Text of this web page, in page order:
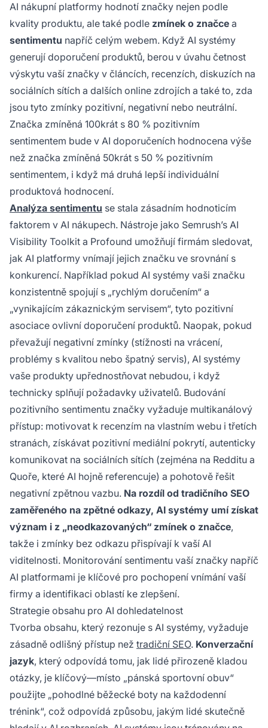
AI nákupní platformy hodnotí značky nejen podle
kvality produktu, ale také podle zmínek o značce a
sentimentu napříč celým webem. Když AI systémy
generují doporučení produktů, berou v úvahu četnost
výskytu vaší značky v článcích, recenzích, diskuzích na
sociálních sítích a dalších online zdrojích a také to, zda
jsou tyto zmínky pozitivní, negativní nebo neutrální.
Značka zmíněná 100krát s 80 % pozitivním
sentimentem bude v AI doporučeních hodnocena výše
než značka zmíněná 50krát s 50 % pozitivním
sentimentem, i když má druhá lepší individuální
produktová hodnocení.
Analýza sentimentu se stala zásadním hodnoticím
faktorem v AI nákupech. Nástroje jako Semrush’s AI
Visibility Toolkit a Profound umožňují firmám sledovat,
jak AI platformy vnímají jejich značku ve srovnání s
konkurencí. Například pokud AI systémy vaši značku
konzistentně spojují s „rychlým doručením“ a
„vynikajícím zákaznickým servisem“, tyto pozitivní
asociace ovlivní doporučení produktů. Naopak, pokud
převažují negativní zmínky (stížnosti na vrácení,
problémy s kvalitou nebo špatný servis), AI systémy
vaše produkty upřednostňovat nebudou, i když
technicky splňují požadavky uživatelů. Budování
pozitivního sentimentu značky vyžaduje multikanálový
přístup: motivovat k recenzím na vlastním webu i třetích
stranách, získávat pozitivní mediální pokrytí, autenticky
komunikovat na sociálních sítích (zejména na Redditu a
Quoře, které AI hojně referencuje) a pohotově řešit
negativní zpětnou vazbu. Na rozdíl od tradičního SEO
zaměřeného na zpětné odkazy, AI systémy umí získat
význam i z „neodkazovaných“ zmínek o značce,
takže i zmínky bez odkazu přispívají k vaší AI
viditelnosti. Monitorování sentimentu vaší značky napříč
AI platformami je klíčové pro pochopení vnímání vaší
firmy a identifikaci oblastí ke zlepšení.
Strategie obsahu pro AI dohledatelnost
Tvorba obsahu, který rezonuje s AI systémy, vyžaduje
zásadně odlišný přístup než tradiční SEO. Konverzační
jazyk, který odpovídá tomu, jak lidé přirozeně kladou
otázky, je klíčový—místo „pánská sportovní obuv“
použijte „pohodlné běžecké boty na každodenní
trénink“, což odpovídá způsobu, jakým lidé skutečně